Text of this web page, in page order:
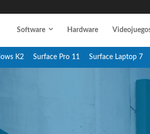
Software Hardware
K2 Surface Pro 11 Surface Laptop 7